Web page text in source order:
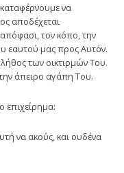
να
αποδέχεται
τον κόπο, την
εαυτού μας προς Αυτόν.
των οικτιρμών Του.
άπειρο αγάπη Του.
επιχείρημα:
να ακούς, και ουδένα